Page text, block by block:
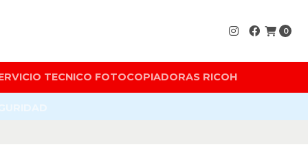
0
TECNICO FOTOCOPIADORAS RICOH